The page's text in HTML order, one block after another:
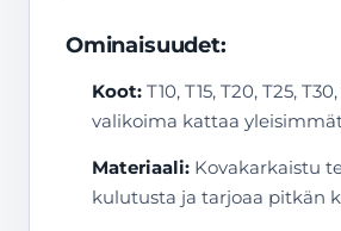
Ominaisuudet:
Koot: T10, T15, T20, T25,
valikoima kattaa
Materiaali: Kovakarkaistu
kulutusta ja tarjoaa pitkän